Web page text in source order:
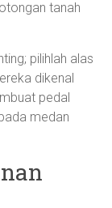
tanah
pilihlah alas
dikenal
pedal
medan